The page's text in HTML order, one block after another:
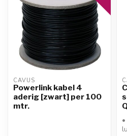
CAVUS
Powerlink kabel 4
aderig [zwart] per 100
mtr.